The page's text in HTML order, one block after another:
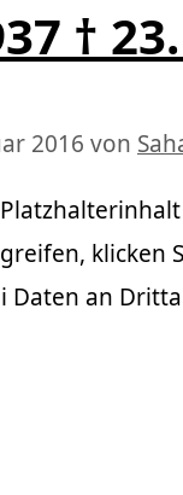
†
2016 von
klicken
Daten an